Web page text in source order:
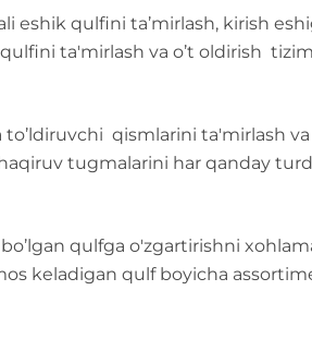
eshik qulfini ta’mirlash, kirish
ta'mirlash va o’t oldirish
qismlarini ta'mirlash
tugmalarini har qanday
qulfga o'zgartirishni
keladigan qulf boyicha